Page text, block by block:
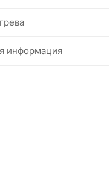
информация